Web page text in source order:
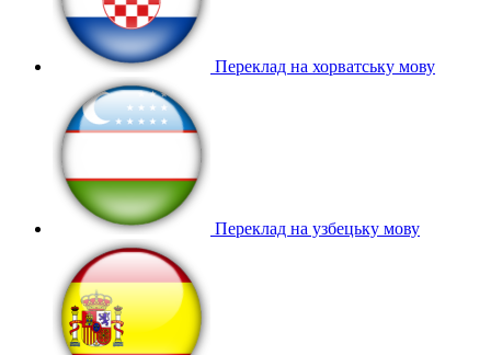
Переклад на хорватську мову
Переклад на узбецьку мову